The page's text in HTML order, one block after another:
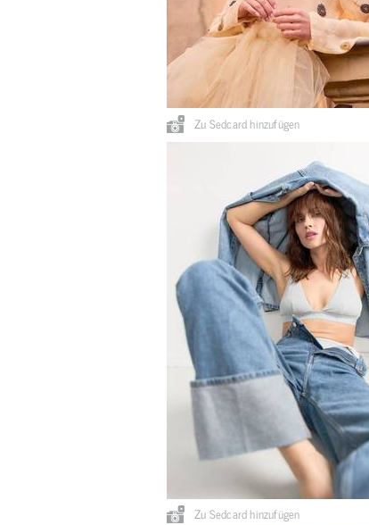
Zu Sedcard hinzufügen
Zu Sedcard hinzufügen